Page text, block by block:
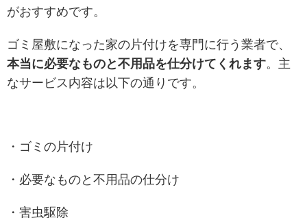
がおすすめです。
ゴミ屋敷になった家の片付けを専門に行う業者で、
本当に必要なものと不用品を仕分けてくれます。主
なサービス内容は以下の通りです。
・ゴミの片付け
・必要なものと不用品の仕分け
・害虫駆除